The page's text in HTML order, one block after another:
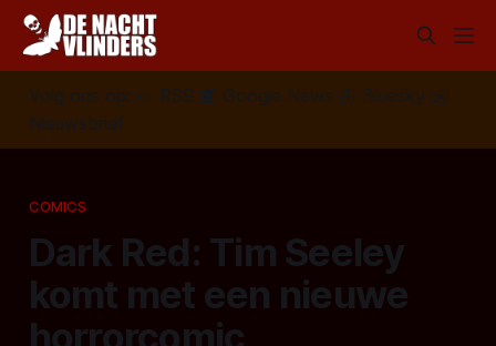
Volg ons op: 📣 RSS 📰 Google News 🦋 Bluesky
✉️
Nieuwsbrief
COMICS
Dark Red: Tim Seeley
komt met een nieuwe
horrorcomic